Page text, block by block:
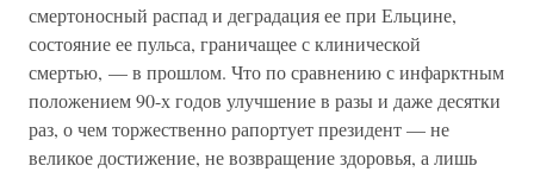
смертоносный распад и деградация ее при Ельцине,
состояние ее пульса, граничащее с клинической
смертью, — в прошлом. Что по сравнению с инфарктным
положением 90-х годов улучшение в разы и даже десятки
раз, о чем торжественно рапортует президент — не
великое достижение, не возвращение здоровья, а лишь